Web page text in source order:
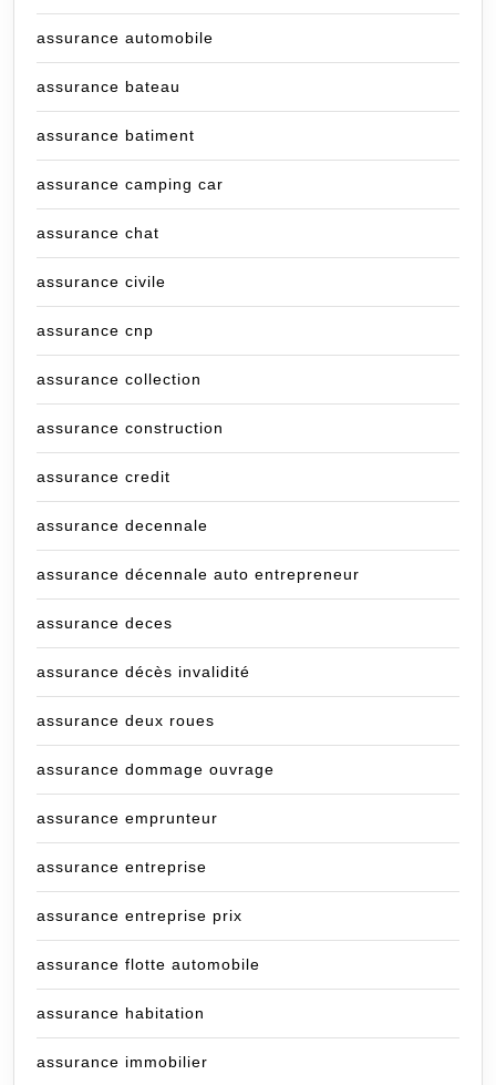
assurance automobile
assurance bateau
assurance batiment
assurance camping car
assurance chat
assurance civile
assurance cnp
assurance collection
assurance construction
assurance credit
assurance decennale
assurance décennale auto entrepreneur
assurance deces
assurance décès invalidité
assurance deux roues
assurance dommage ouvrage
assurance emprunteur
assurance entreprise
assurance entreprise prix
assurance flotte automobile
assurance habitation
assurance immobilier